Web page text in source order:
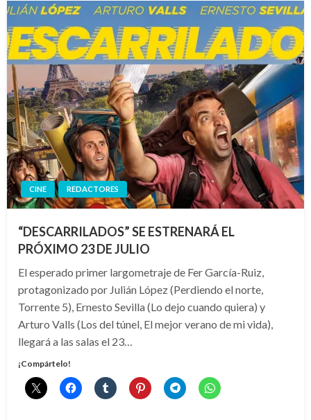
CINE REDACTORES
“DESCARRILADOS” SE ESTRENARÁ EL
PRÓXIMO 23 DE JULIO
El esperado primer largometraje de Fer García-Ruiz,
protagonizado por Julián López (Perdiendo el norte,
Torrente 5), Ernesto Sevilla (Lo dejo cuando quiera) y
Arturo Valls (Los del túnel, El mejor verano de mi vida),
llegará a las salas el 23…
¡Compártelo!